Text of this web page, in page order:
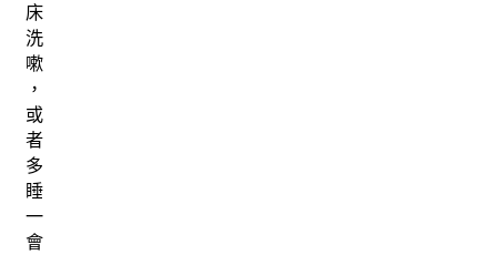
床
洗
嗽
，
或
者
多
睡
一
會